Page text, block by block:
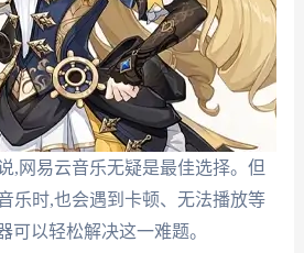
,网易云音乐无疑是最佳选择。但
乐时,也会遇到卡顿、无法播放等
可以轻松解决这一难题。